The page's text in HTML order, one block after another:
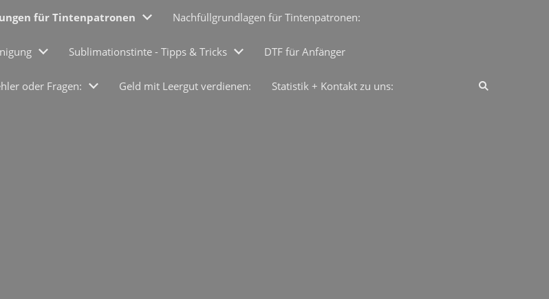
für Tintenpatronen Nachfüllgrundlagen für Tintenpatronen:
Sublimationstinte - Tipps & Tricks DTF für Anfänger
oder Fragen: Geld mit Leergut verdienen: Statistik + Kontakt zu uns: